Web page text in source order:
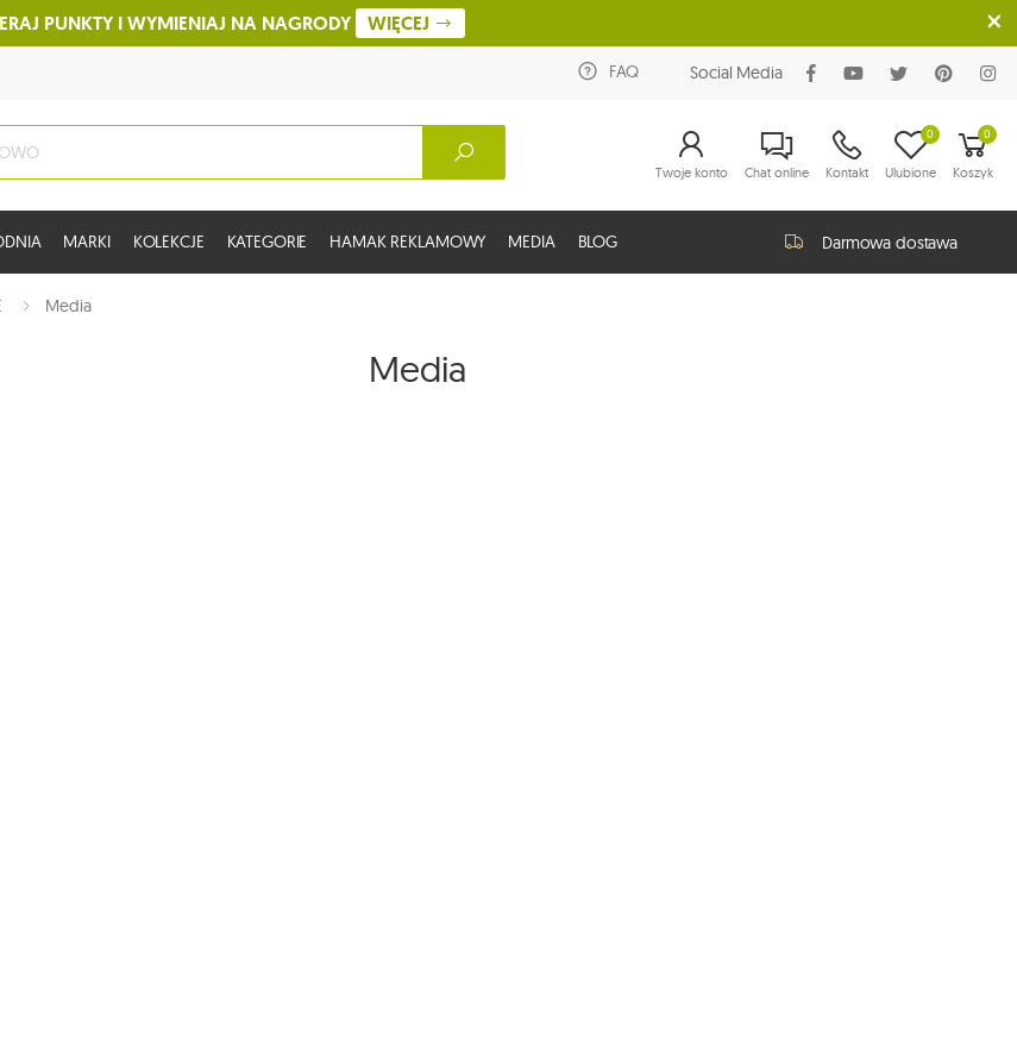
PUNKTY I WYMIENIAJ NA NAGRODY WIĘCEJ
FAQ Social Media
Twoje konto Chat online Kontakt Ulubione
0 0
Koszyk
MARKI KOLEKCJE KATEGORIE HAMAK REKLAMOWY MEDIA BLOG Darmowa dostawa
Media
Media